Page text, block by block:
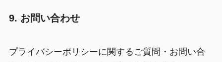
9. お問い合わせ
プライバシーポリシーに関するご質問・お問い合